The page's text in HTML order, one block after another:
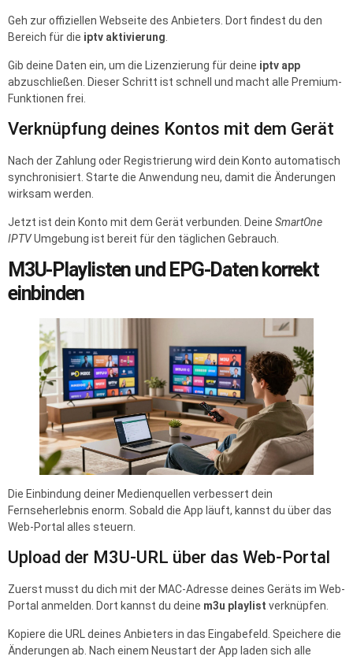
Geh zur offiziellen Webseite des Anbieters. Dort findest du den
Bereich für die iptv aktivierung.
Gib deine Daten ein, um die Lizenzierung für deine iptv app
abzuschließen. Dieser Schritt ist schnell und macht alle Premium-
Funktionen frei.
Verknüpfung deines Kontos mit dem Gerät
Nach der Zahlung oder Registrierung wird dein Konto automatisch
synchronisiert. Starte die Anwendung neu, damit die Änderungen
wirksam werden.
Jetzt ist dein Konto mit dem Gerät verbunden. Deine SmartOne
IPTVUmgebung ist bereit für den täglichen Gebrauch.
M3U-Playlisten und EPG-Daten korrekt
einbinden
Die Einbindung deiner Medienquellen verbessert dein
Fernseherlebnis enorm. Sobald die App läuft, kannst du über das
Web-Portal alles steuern.
Upload der M3U-URL über das Web-Portal
Zuerst musst du dich mit der MAC-Adresse deines Geräts im Web-
Portal anmelden. Dort kannst du deine m3u playlist verknüpfen.
Kopiere die URL deines Anbieters in das Eingabefeld. Speichere die
Änderungen ab. Nach einem Neustart der App laden sich alle